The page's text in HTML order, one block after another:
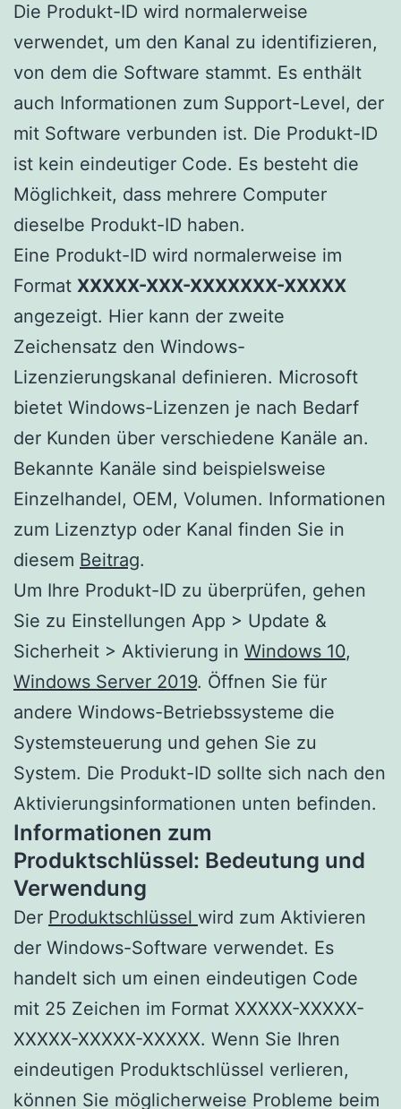
Die Produkt-ID wird normalerweise
verwendet, um den Kanal zu identifizieren,
von dem die Software stammt. Es enthält
auch Informationen zum Support-Level, der
mit Software verbunden ist. Die Produkt-ID
ist kein eindeutiger Code. Es besteht die
Möglichkeit, dass mehrere Computer
dieselbe Produkt-ID haben.
Eine Produkt-ID wird normalerweise im
Format XXXXX-XXX-XXXXXXX-XXXXX
angezeigt. Hier kann der zweite
Zeichensatz den Windows-
Lizenzierungskanal definieren. Microsoft
bietet Windows-Lizenzen je nach Bedarf
der Kunden über verschiedene Kanäle an.
Bekannte Kanäle sind beispielsweise
Einzelhandel, OEM, Volumen. Informationen
zum Lizenztyp oder Kanal finden Sie in
diesem Beitrag.
Um Ihre Produkt-ID zu überprüfen, gehen
Sie zu Einstellungen App > Update &
Sicherheit > Aktivierung in Windows 10,
Windows Server 2019. Öffnen Sie für
andere Windows-Betriebssysteme die
Systemsteuerung und gehen Sie zu
System. Die Produkt-ID sollte sich nach den
Aktivierungsinformationen unten befinden.
Informationen zum
Produktschlüssel: Bedeutung und
Verwendung
Der Produktschlüssel wird zum Aktivieren
der Windows-Software verwendet. Es
handelt sich um einen eindeutigen Code
mit 25 Zeichen im Format XXXXX-XXXXX-
XXXXX-XXXXX-XXXXX. Wenn Sie Ihren
eindeutigen Produktschlüssel verlieren,
können Sie möglicherweise Probleme beim